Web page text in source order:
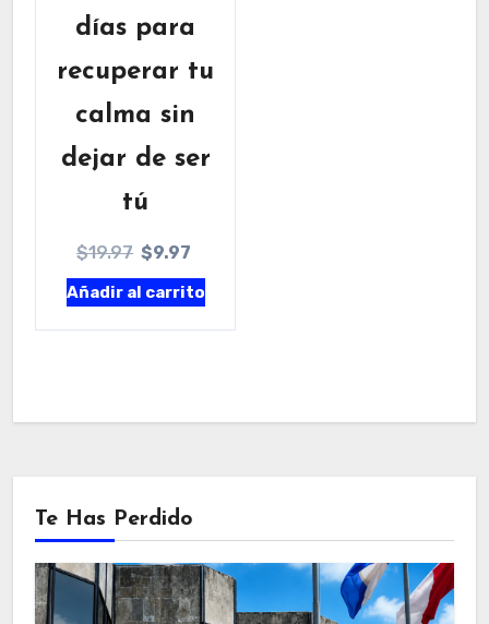
días para
recuperar tu
calma sin
dejar de ser
tú
$19.97 El
precio
original
$9.97
precio
actual
Añadir al carrito
Te Has Perdido